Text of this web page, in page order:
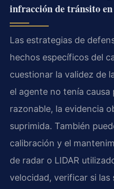
infracción de tránsito
Las estrategias de
hechos específicos del
cuestionar la validez de
el agente no tenía
razonable, la evidencia
suprimida. También
calibración y el
de radar o LIDAR
velocidad, verificar si las